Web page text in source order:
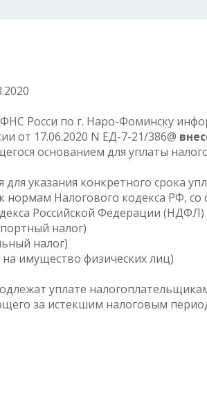
Росси по г. Наро-Фоминску
от 17.06.2020 N ЕД-7-21/386@
основанием для уплаты
указания конкретного срока
Налогового кодекса РФ, со
Российской Федерации (НДФЛ)
налог)
налог)
на имущество физических лиц)
уплате
за истекшим налоговым